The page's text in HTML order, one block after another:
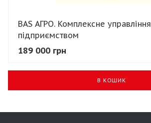
BAS АГРО. Комплексне управління
підприємством
189 000 грн
В КОШИК